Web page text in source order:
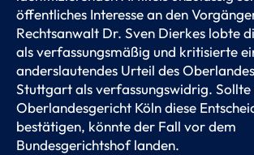
öffentliches Interesse an den
Rechtsanwalt Dr. Sven Dierkes lobte
als verfassungsmäßig und kritisierte
anderslautendes Urteil des
Stuttgart als verfassungswidrig. Sollte
Oberlandesgericht Köln diese
bestätigen, könnte der Fall vor dem
Bundesgerichtshof landen.